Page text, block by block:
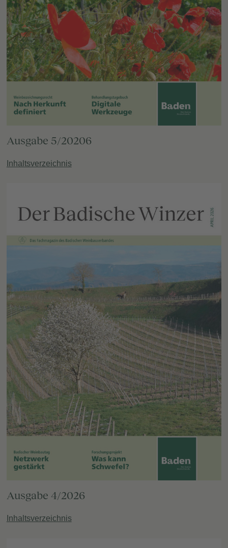
Ausgabe 5/20206
Inhaltsverzeichnis
Ausgabe 4/2026
Inhaltsverzeichnis